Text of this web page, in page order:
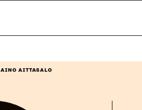
AINO AITTASALO